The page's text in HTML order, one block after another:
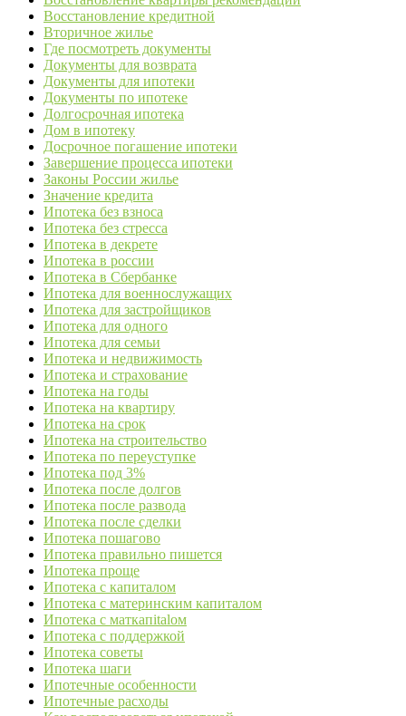
Восстановление кредитной
Вторичное жилье
Где посмотреть документы
Документы для возврата
Документы для ипотеки
Документы по ипотеке
Долгосрочная ипотека
Дом в ипотеку
Досрочное погашение ипотеки
Завершение процесса ипотеки
Законы России жилье
Значение кредита
Ипотека без взноса
Ипотека без стресса
Ипотека в декрете
Ипотека в россии
Ипотека в Сбербанке
Ипотека для военнослужащих
Ипотека для застройщиков
Ипотека для одного
Ипотека для семьи
Ипотека и недвижимость
Ипотека и страхование
Ипотека на годы
Ипотека на квартиру
Ипотека на срок
Ипотека на строительство
Ипотека по переуступке
Ипотека под 3%
Ипотека после долгов
Ипотека после развода
Ипотека после сделки
Ипотека пошагово
Ипотека правильно пишется
Ипотека проще
Ипотека с капиталом
Ипотека с материнским капиталом
Ипотека с маткапitalом
Ипотека с поддержкой
Ипотека советы
Ипотека шаги
Ипотечные особенности
Ипотечные расходы